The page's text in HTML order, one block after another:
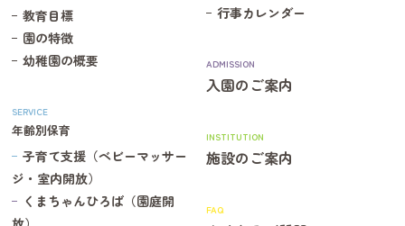
教育目標
園の特徴
幼稚園の概要
SERVICE
年齢別保育
子育て支援（ベビーマッサー
ジ・室内開放）
くまちゃんひろば（園庭開
行事カレンダー
ADMISSION
入園のご案内
INSTITUTION
施設のご案内
FAQ